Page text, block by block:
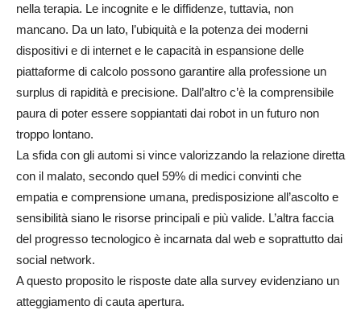
nella terapia. Le incognite e le diffidenze, tuttavia, non
mancano. Da un lato, l’ubiquità e la potenza dei moderni
dispositivi e di internet e le capacità in espansione delle
piattaforme di calcolo possono garantire alla professione un
surplus di rapidità e precisione. Dall’altro c’è la comprensibile
paura di poter essere soppiantati dai robot in un futuro non
troppo lontano.
La sfida con gli automi si vince valorizzando la relazione diretta
con il malato, secondo quel 59% di medici convinti che
empatia e comprensione umana, predisposizione all’ascolto e
sensibilità siano le risorse principali e più valide. L’altra faccia
del progresso tecnologico è incarnata dal web e soprattutto dai
social network.
A questo proposito le risposte date alla survey evidenziano un
atteggiamento di cauta apertura.